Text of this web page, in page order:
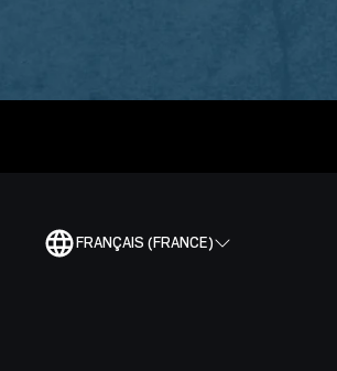
FRANÇAIS (FRANCE)